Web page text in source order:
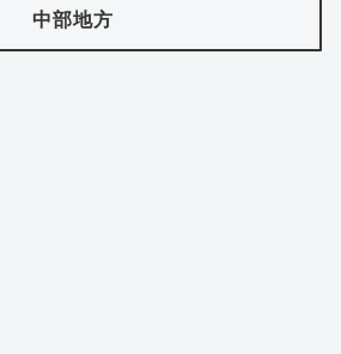
中部地方